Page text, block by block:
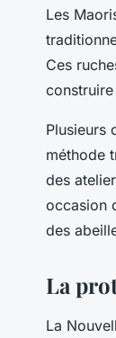
Les
Ces
Plusieurs
méthode
des
occasion
des
La
La